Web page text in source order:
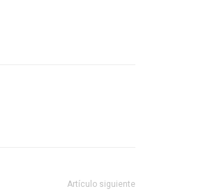
Artículo siguiente